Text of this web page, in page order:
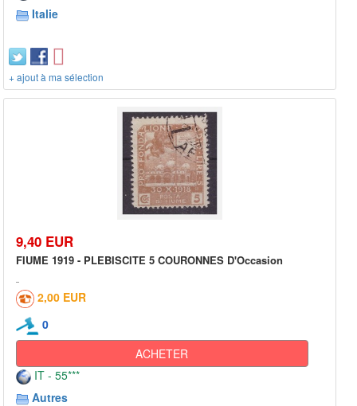
Italie
+ ajout à ma sélection
9,40 EUR
FIUME 1919 - PLEBISCITE 5 COURONNES D'Occasion
2,00 EUR
0
ACHETER
IT - 55***
Autres